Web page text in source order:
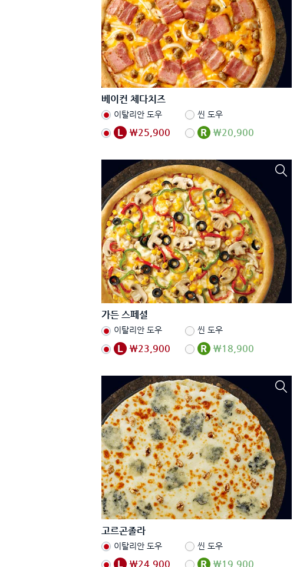
베이컨 체다치즈
이탈리안 도우 씬 도우
₩25,900 ₩20,900
가든 스페셜
이탈리안 도우 씬 도우
₩23,900 ₩18,900
고르곤졸라
이탈리안 도우 씬 도우
₩24,900 ₩19,900